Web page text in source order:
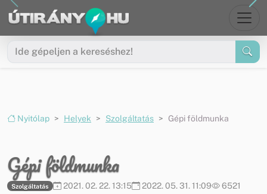
Ugrás a menüre
Ugrás a tartalomra
Nyitólap Helyek Szolgáltatás Gépi földmunka
Gépi földmunka
Szolgáltatás 2021. 02. 22. 13:15 2022. 05. 31. 11:09 6521